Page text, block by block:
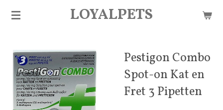
Ga
hoofdinhoud
LOYALPETS
Pestigon Combo
Spot-on Kat en
Fret 3 Pipetten